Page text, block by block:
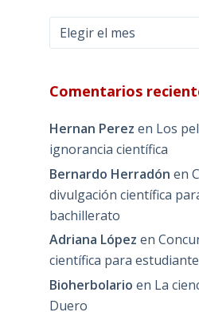
Archivos
Comentarios
Hernan Perez en Los
ignorancia científica
Bernardo Herradón en
divulgación científica
bachillerato
Adriana López en
científica para
Bioherbolario en La
Duero